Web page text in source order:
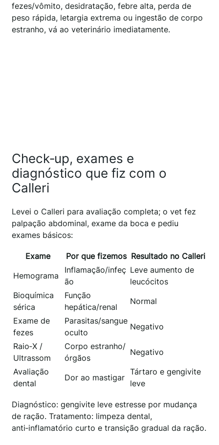
fezes/vômito, desidratação, febre alta, perda de
peso rápida, letargia extrema ou ingestão de corpo
estranho, vá ao veterinário imediatamente.
Check‑up, exames e
diagnóstico que fiz com o
Calleri
Levei o Calleri para avaliação completa; o vet fez
palpação abdominal, exame da boca e pediu
exames básicos:
Exame Por que fizemos Resultado no Calleri
Hemograma
Inflamação/infeç
ão
Leve aumento de
leucócitos
Bioquímica
sérica
Função
hepática/renal
Normal
Exame de
fezes
Parasitas/sangue
oculto
Negativo
Raio‑X /
Ultrassom
Corpo estranho/
órgãos
Negativo
Avaliação
dental
Dor ao mastigar
Tártaro e gengivite
leve
Diagnóstico: gengivite leve estresse por mudança
de ração. Tratamento: limpeza dental,
anti‑inflamatório curto e transição gradual da ração.